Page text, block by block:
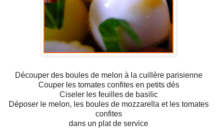
Découper des boules de melon à la cuillère parisienne
Couper les tomates confites en petits dés
Ciseler les feuilles de basilic
Déposer le melon, les boules de mozzarella et les tomates
confites
dans un plat de service